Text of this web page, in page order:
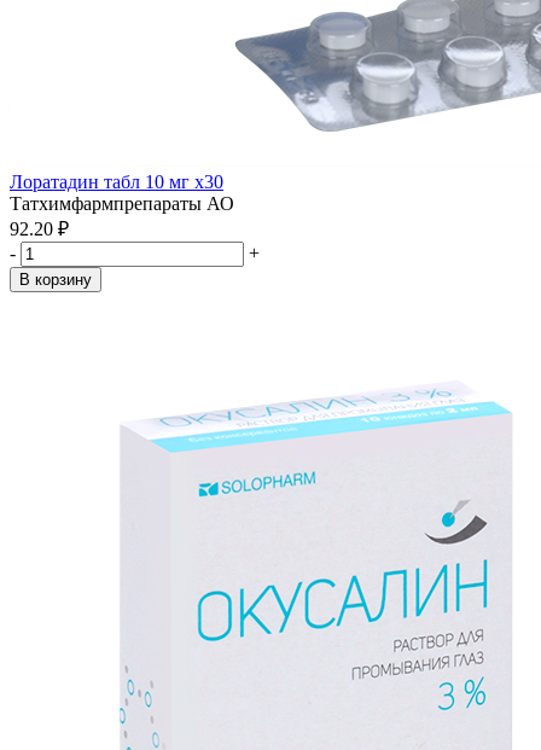
Лоратадин табл 10 мг x30
Татхимфармпрепараты АО
92.20 ₽
-
+
В корзину